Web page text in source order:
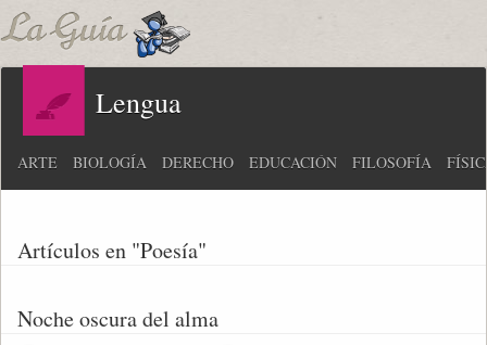
Lengua
ARTE BIOLOGÍA DERECHO EDUCACIÓN FILOSOFÍA
Artículos en "Poesía"
Noche oscura del alma